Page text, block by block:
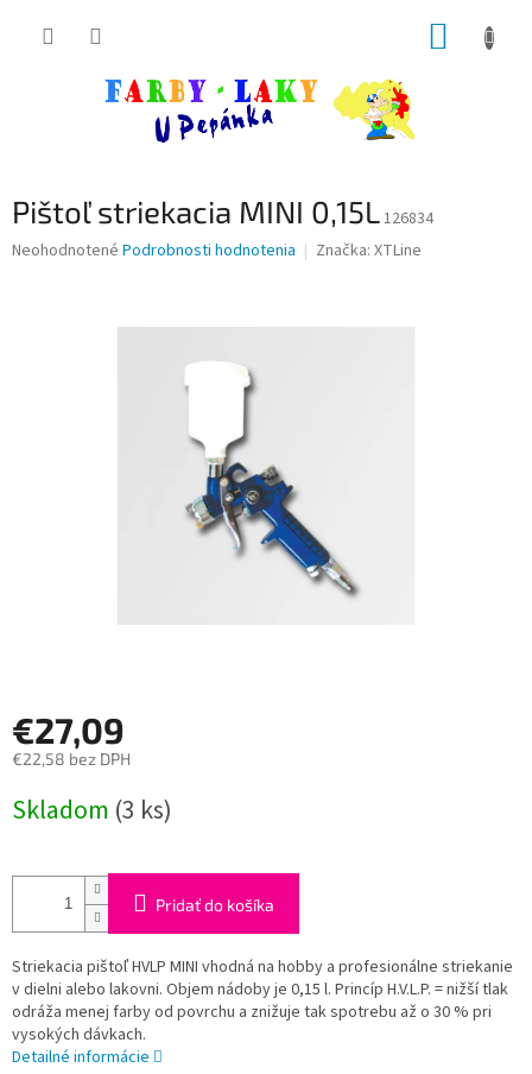
Pištoľ striekacia MINI 0,15L126834
Priemerné
Neohodnotené Podrobnosti hodnotenia Značka: XTLine
€27,09
€22,58 bez DPH
cena:
Skladom (3 ks)
Pridať do košíka
Striekacia pištoľ HVLP MINI vhodná na hobby a profesionálne striekanie
v dielni alebo lakovni. Objem nádoby je 0,15 l. Princíp H.V.L.P. = nižší tlak
odráža menej farby od povrchu a znižuje tak spotrebu až o 30 % pri
vysokých dávkach.
Detailné informácie